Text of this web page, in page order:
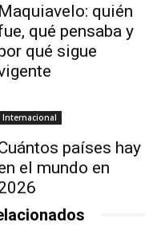
Maquiavelo: quién
qué pensaba y
qué sigue
Internacional
países hay
el mundo en